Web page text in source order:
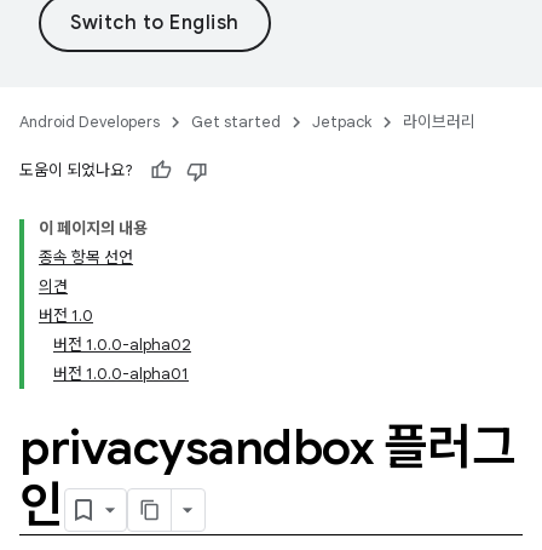
Android Developers Get started Jetpack 라이브러리
도움이 되었나요?
이 페이지의 내용
종속 항목 선언
의견
버전 1.0
버전 1.0.0-alpha02
버전 1.0.0-alpha01
privacysandbox 플러그
인